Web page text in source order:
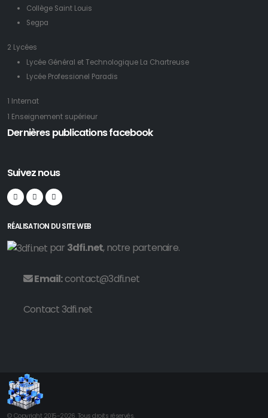
Collège Saint Louis
Segpa
2 Lycées
Lycée Général et Technologique La Chartreuse
Lycée Professionel Paradis
1 Internat
1 Enseignement supérieur
Dernières publications facebook
Suivez nous
RÉALISATION DU SITE WEB
par 3dfi.net, notre partenaire.
Email:contact@3dfi.net
Contact 3dfi.net
© Copyright 2015-2026. Tous droits réservés.